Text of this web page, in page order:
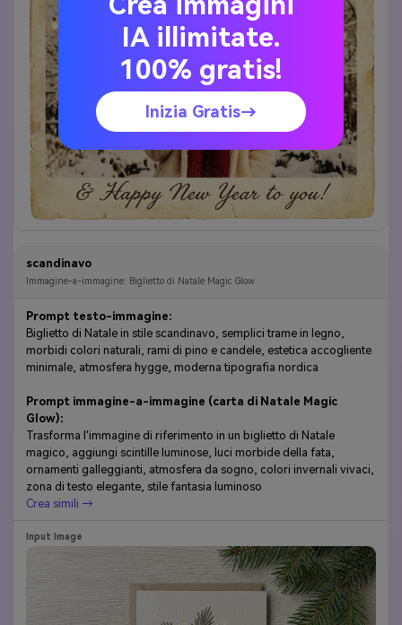
scandinavo
Immagine-a-immagine: Biglietto di Natale Magic Glow
Prompt testo-immagine:
Biglietto di Natale in stile scandinavo, semplici trame in legno,
morbidi colori naturali, rami di pino e candele, estetica accogliente
minimale, atmosfera hygge, moderna tipografia nordica
Prompt immagine-a-immagine (carta di Natale Magic
Glow):
Trasforma l'immagine di riferimento in un biglietto di Natale
magico, aggiungi scintille luminose, luci morbide della fata,
ornamenti galleggianti, atmosfera da sogno, colori invernali vivaci,
zona di testo elegante, stile fantasia luminoso
Crea simili →
IA illimitate.
100% gratis!
Inizia Gratis→